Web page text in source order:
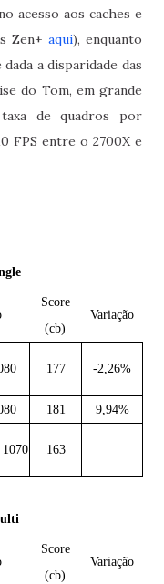
acesso aos caches e
Zen+ aqui), enquanto
a disparidade das
do Tom, em grande
de quadros por
FPS entre o 2700X e
Score
(cb)
Variação
177 -2,26%
181
9,94%
163
Score
(cb)
Variação